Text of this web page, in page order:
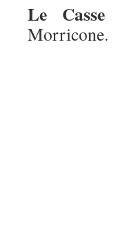
Le Casse
Morricone.